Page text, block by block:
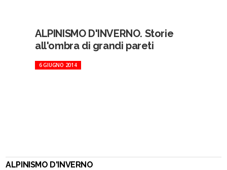
ALPINISMO D'INVERNO. Storie
all'ombra di grandi pareti
6 GIUGNO 2014
ALPINISMO D'INVERNO